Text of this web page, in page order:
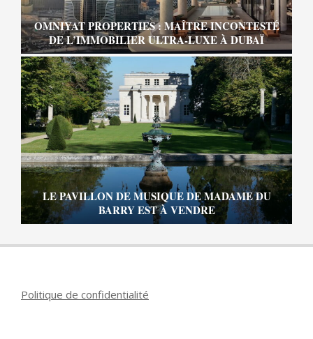
OMNIYAT PROPERTIES : MAÎTRE INCONTESTÉ
DE L’IMMOBILIER ULTRA-LUXE À DUBAÏ
LE PAVILLON DE MUSIQUE DE MADAME DU
BARRY EST À VENDRE
Politique de confidentialité